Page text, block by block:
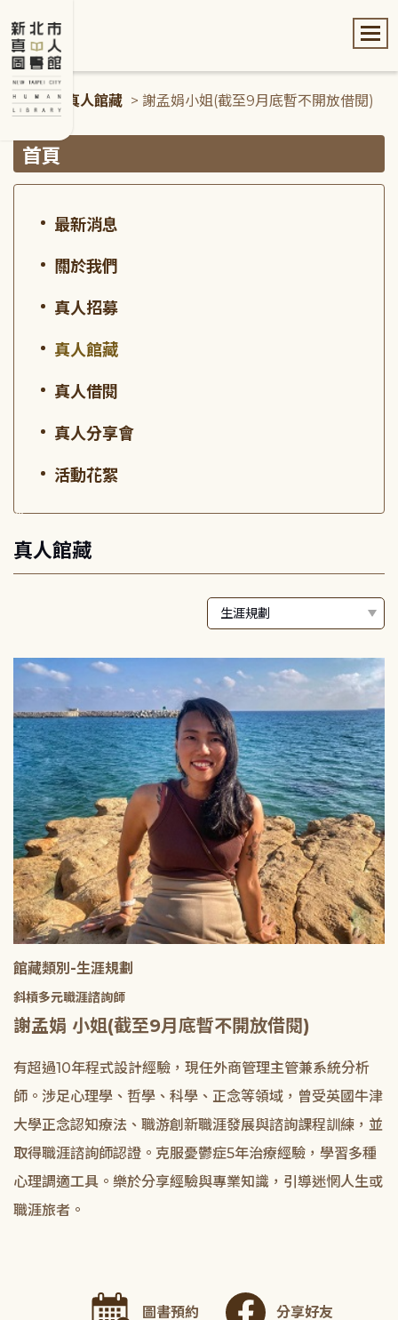
首頁 > 真人館藏 > 謝孟娟小姐(截至9月底暫不開放借閱)
首頁
最新消息
關於我們
真人招募
真人館藏
真人借閱
真人分享會
活動花絮
:::
真人館藏
館藏類別-生涯規劃
斜槓多元職涯諮詢師
謝孟娟 小姐(截至9月底暫不開放借閱)
有超過10年程式設計經驗，現任外商管理主管兼系統分析
師。涉足心理學、哲學、科學、正念等領域，曾受英國牛津
大學正念認知療法、職游創新職涯發展與諮詢課程訓練，並
取得職涯諮詢師認證。克服憂鬱症5年治療經驗，學習多種
心理調適工具。樂於分享經驗與專業知識，引導迷惘人生或
職涯旅者。
圖書預約 分享好友